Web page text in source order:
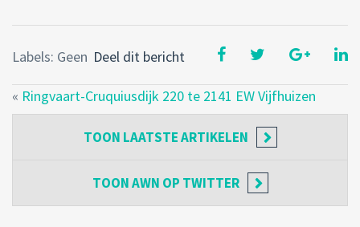
Deel dit bericht
Labels: Geen
« Ringvaart-Cruquiusdijk 220 te 2141 EW Vijfhuizen
TOON LAATSTE ARTIKELEN
TOONAWN OP TWITTER